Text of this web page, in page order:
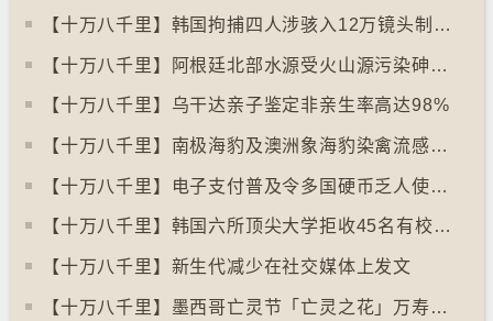
【十万八千里】韩国拘捕四人涉骇入12万镜头制色情内容
【十万八千里】阿根廷北部水源受火山源污染砷含量超标
【十万八千里】乌干达亲子鉴定非亲生率高达98%
【十万八千里】南极海豹及澳洲象海豹染禽流感病毒恐扩散
【十万八千里】电子支付普及令多国硬币乏人使用甚至停产
【十万八千里】韩国六所顶尖大学拒收45名有校园暴力纪录者入学
【十万八千里】新生代减少在社交媒体上发文
【十万八千里】墨西哥亡灵节「亡灵之花」万寿菊失收